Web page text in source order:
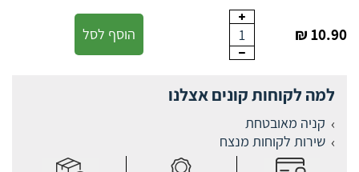
10.90 ₪
1 הוסף לסל
למה לקוחות קונים אצלנו
קניה מאובטחת
שירות לקוחות מנצח